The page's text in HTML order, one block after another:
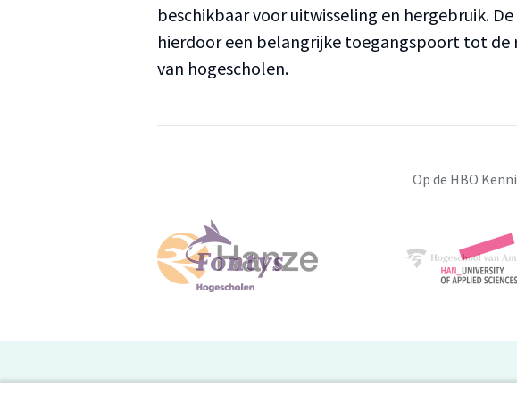
beschikbaar voor uitwisseling en hergebruik.
hierdoor een belangrijke toegangspoort tot de
van hogescholen.
Op de HBO